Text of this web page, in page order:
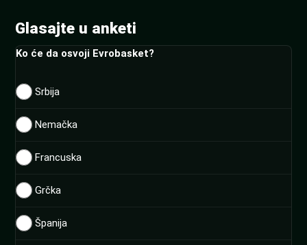
Glasajte u anketi
Ko će da osvoji Evrobasket?
Srbija
Nemačka
Francuska
Grčka
Španija